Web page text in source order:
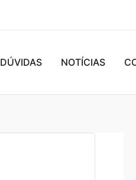
DÚVIDAS NOTÍCIAS